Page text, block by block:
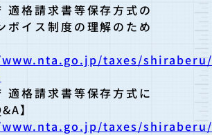
適格請求書等保存方式の
ボイス制度の理解のため
taxes/
適格請求書等保存方式に
】
taxes/